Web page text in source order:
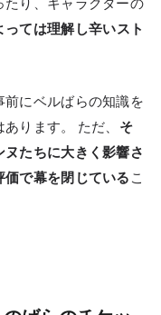
っては理解し辛いスト
にベルばらの知識を
ります。 ただ、 そ
たちに大きく影響さ
で幕を閉じている こ